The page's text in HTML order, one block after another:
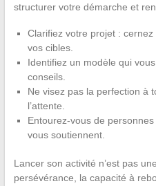
structurer votre démarche et
Clarifiez votre projet :
vos cibles.
Identifiez un modèle qui
conseils.
Ne visez pas la perfection à
l’attente.
Entourez-vous de
vous soutiennent.
Lancer son activité n’est pas
persévérance, la capacité à